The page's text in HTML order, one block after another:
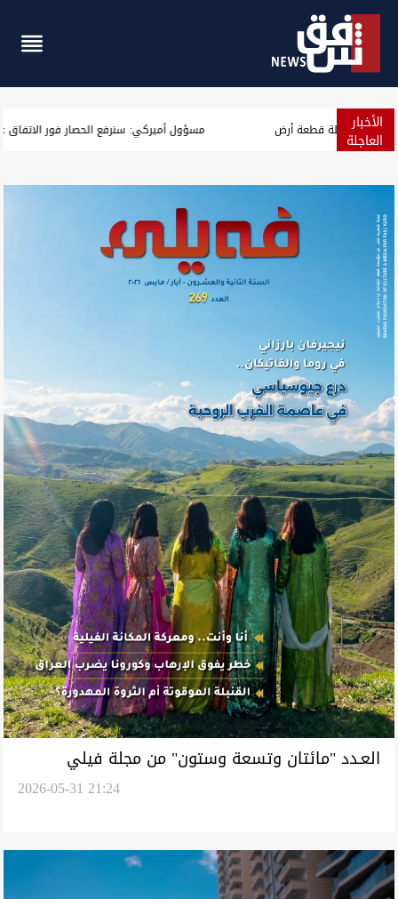
الأخبار
العاجلة اعتقال مدير بلدية الناصرية الأسبق والعثور على 600 معاملة قطعة أرض
العـدد "مائتان وتسعة وستون" من مجلة فيلي
2026-05-31 21:24